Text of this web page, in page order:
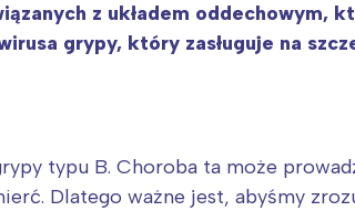
z układem oddechowym,
grypy, który zasługuje na
typu B. Choroba ta może
Dlatego ważne jest, abyśmy